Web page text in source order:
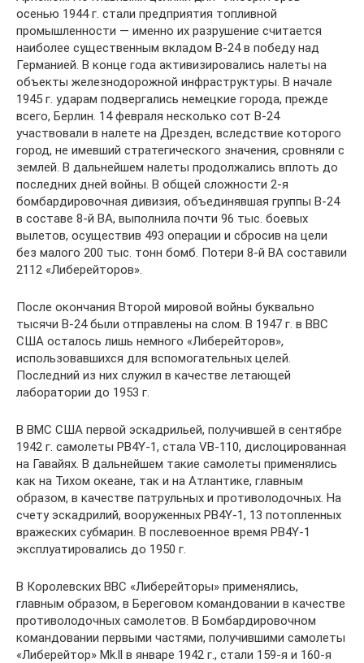
осенью 1944 г. стали предприятия топливной
промышленности — именно их разрушение считается
наиболее существенным вкладом В-24 в победу над
Германией. В конце года активизировались налеты на
объекты железнодорожной инфраструктуры. В начале
1945 г. ударам подвергались немецкие города, прежде
всего, Берлин. 14 февраля несколько сот В-24
участвовали в налете на Дрезден, вследствие которого
город, не имевший стратегического значения, сровняли с
землей. В дальнейшем налеты продолжались вплоть до
последних дней войны. В общей сложности 2-я
бомбардировочная дивизия, объединявшая группы В-24
в составе 8-й ВА, выполнила почти 96 тыс. боевых
вылетов, осуществив 493 операции и сбросив на цели
без малого 200 тыс. тонн бомб. Потери 8-й ВА составили
2112 «Либерейторов».
После окончания Второй мировой войны буквально
тысячи В-24 были отправлены на слом. В 1947 г. в ВВС
США осталось лишь немного «Либерейторов»,
использовавшихся для вспомогательных целей.
Последний из них служил в качестве летающей
лаборатории до 1953 г.
В ВМС США первой эскадрильей, получившей в сентябре
1942 г. самолеты PB4Y-1, стала VB-110, дислоцированная
на Гавайях. В дальнейшем такие самолеты применялись
как на Тихом океане, так и на Атлантике, главным
образом, в качестве патрульных и противолодочных. На
счету эскадрилий, вооруженных PB4Y-1, 13 потопленных
вражеских субмарин. В послевоенное время PB4Y-1
эксплуатировались до 1950 г.
В Королевских ВВС «Либерейторы» применялись,
главным образом, в Береговом командовании в качестве
противолодочных самолетов. В Бомбардировочном
командовании первыми частями, получившими самолеты
«Либерейтор» Mk.ll в январе 1942 г., стали 159-я и 160-я